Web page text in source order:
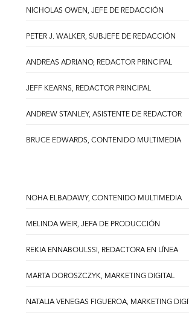
NICHOLAS OWEN, JEFE DE REDACCIÓN
PETER J. WALKER, SUBJEFE DE REDACCIÓN
ANDREAS ADRIANO, REDACTOR PRINCIPAL
JEFF KEARNS, REDACTOR PRINCIPAL
ANDREW STANLEY, ASISTENTE DE REDACTOR
BRUCE EDWARDS, CONTENIDO MULTIMEDIA
NOHA ELBADAWY, CONTENIDO MULTIMEDIA
MELINDA WEIR, JEFA DE PRODUCCIÓN
REKIA ENNABOULSSI, REDACTORA EN LÍNEA
MARTA DOROSZCZYK, MARKETING DIGITAL
NATALIA VENEGAS FIGUEROA, MARKETING